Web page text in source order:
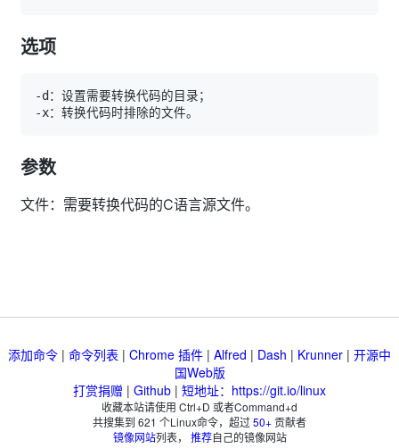
选项
参数
文件：需要转换代码的C语言源文件。
添加命令 | 命令列表 | Chrome 插件 | Alfred | Dash | Krunner | 开源中
国Web版
打赏捐赠 | Github | 短地址：https://git.io/linux
收藏本站请使用 Ctrl+D 或者Command+d
共搜集到 621 个Linux命令，超过50+贡献者
镜像网站列表， 推荐自己的镜像网站